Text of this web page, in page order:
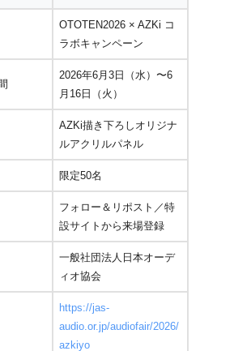
OTOTEN2026 × AZKi コ
ラボキャンペーン
2026年6月3日（水）〜6
月16日（火）
AZKi描き下ろしオリジナ
ルアクリルパネル
限定50名
フォロー＆リポスト／特
設サイトから来場登録
一般社団法人日本オーデ
ィオ協会
https://jas-
audio.or.jp/audiofair/2026/
azkiyo